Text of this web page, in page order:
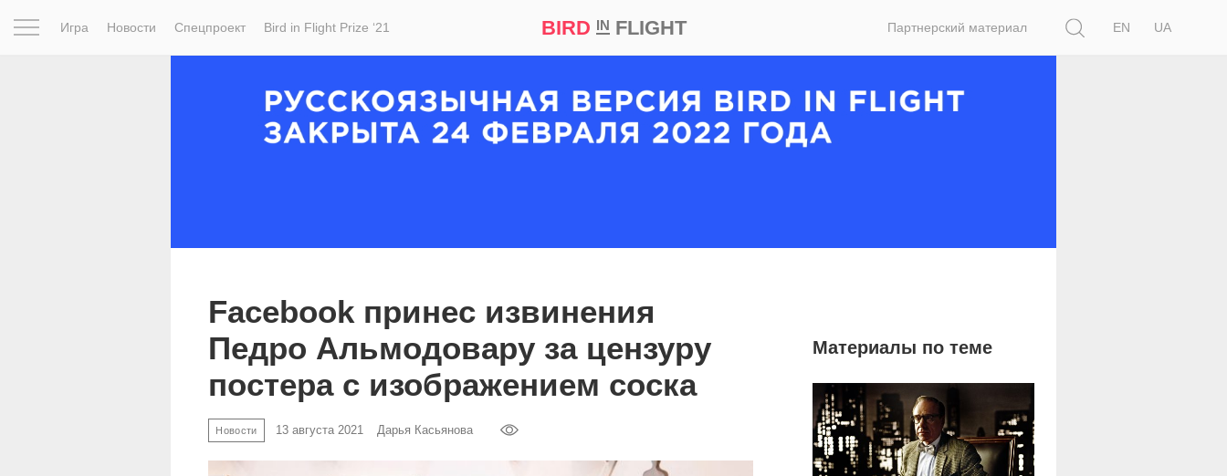
Игра Новости Спецпроект Bird in Flight Prize ‘21 BIRD INFLIGHT Партнерский материал
EN
UA
Facebook принес извинения
Педро Альмодовару за цензуру
постера с изображением соска
Новости 13 августа 2021 Дарья Касьянова
Материалы по теме
731